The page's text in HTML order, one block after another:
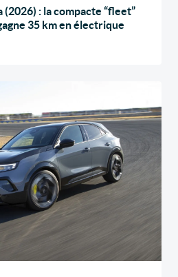
: la compacte “fleet”
35 km en électrique